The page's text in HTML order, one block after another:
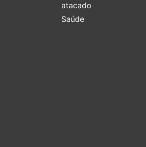
atacado
Saúde